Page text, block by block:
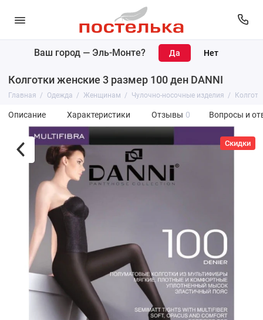
Ваш город — Эль-Монте?
Колготки женские 3 размер 100 ден DANNI
Главная Одежда Женщинам Чулочно-носочные изделия
Описание Характеристики Отзывы 0 Вопросы и
Скидки